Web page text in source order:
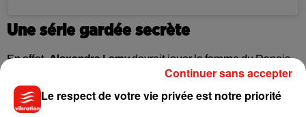
Une série gardée secrète
En effet,Alexandra Lamydevrait jouer la femme du Danois
dans une future série, pour l'heure gardée secrète."Je vais
faire une série pour l'international avec l'acteur de 'Game of
Thrones'
Le respect de votre vie privée est notre priorité
Continuer sans accepter